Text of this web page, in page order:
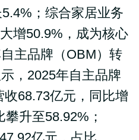
；综合家居业务
增50.9%，成为核心
主品牌（OBM）转
，2025年自主品牌
收68.73亿元，同比增
升至58.92%；